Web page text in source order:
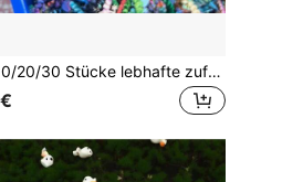
3/5/10/20/30 Stücke lebhafte zufällige farbige Party-Geschenktüten, weiches bewegliches 3D-gedrucktes Gecko, farbenfrohes Tiermodell, geeignet für Geburtstagsgeschenktüten, Party-Füller, Klassenzimmer-Belohnungen und Karnevals-Preise, verschiedene Stile, Länge 9 cm, Fidget-Spielzeug, Halloween-Geschenk, Valentinstags-Geschenk, Schulanfang-Geschenk